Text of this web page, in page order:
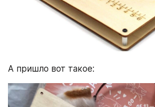
А пришло вот такое: